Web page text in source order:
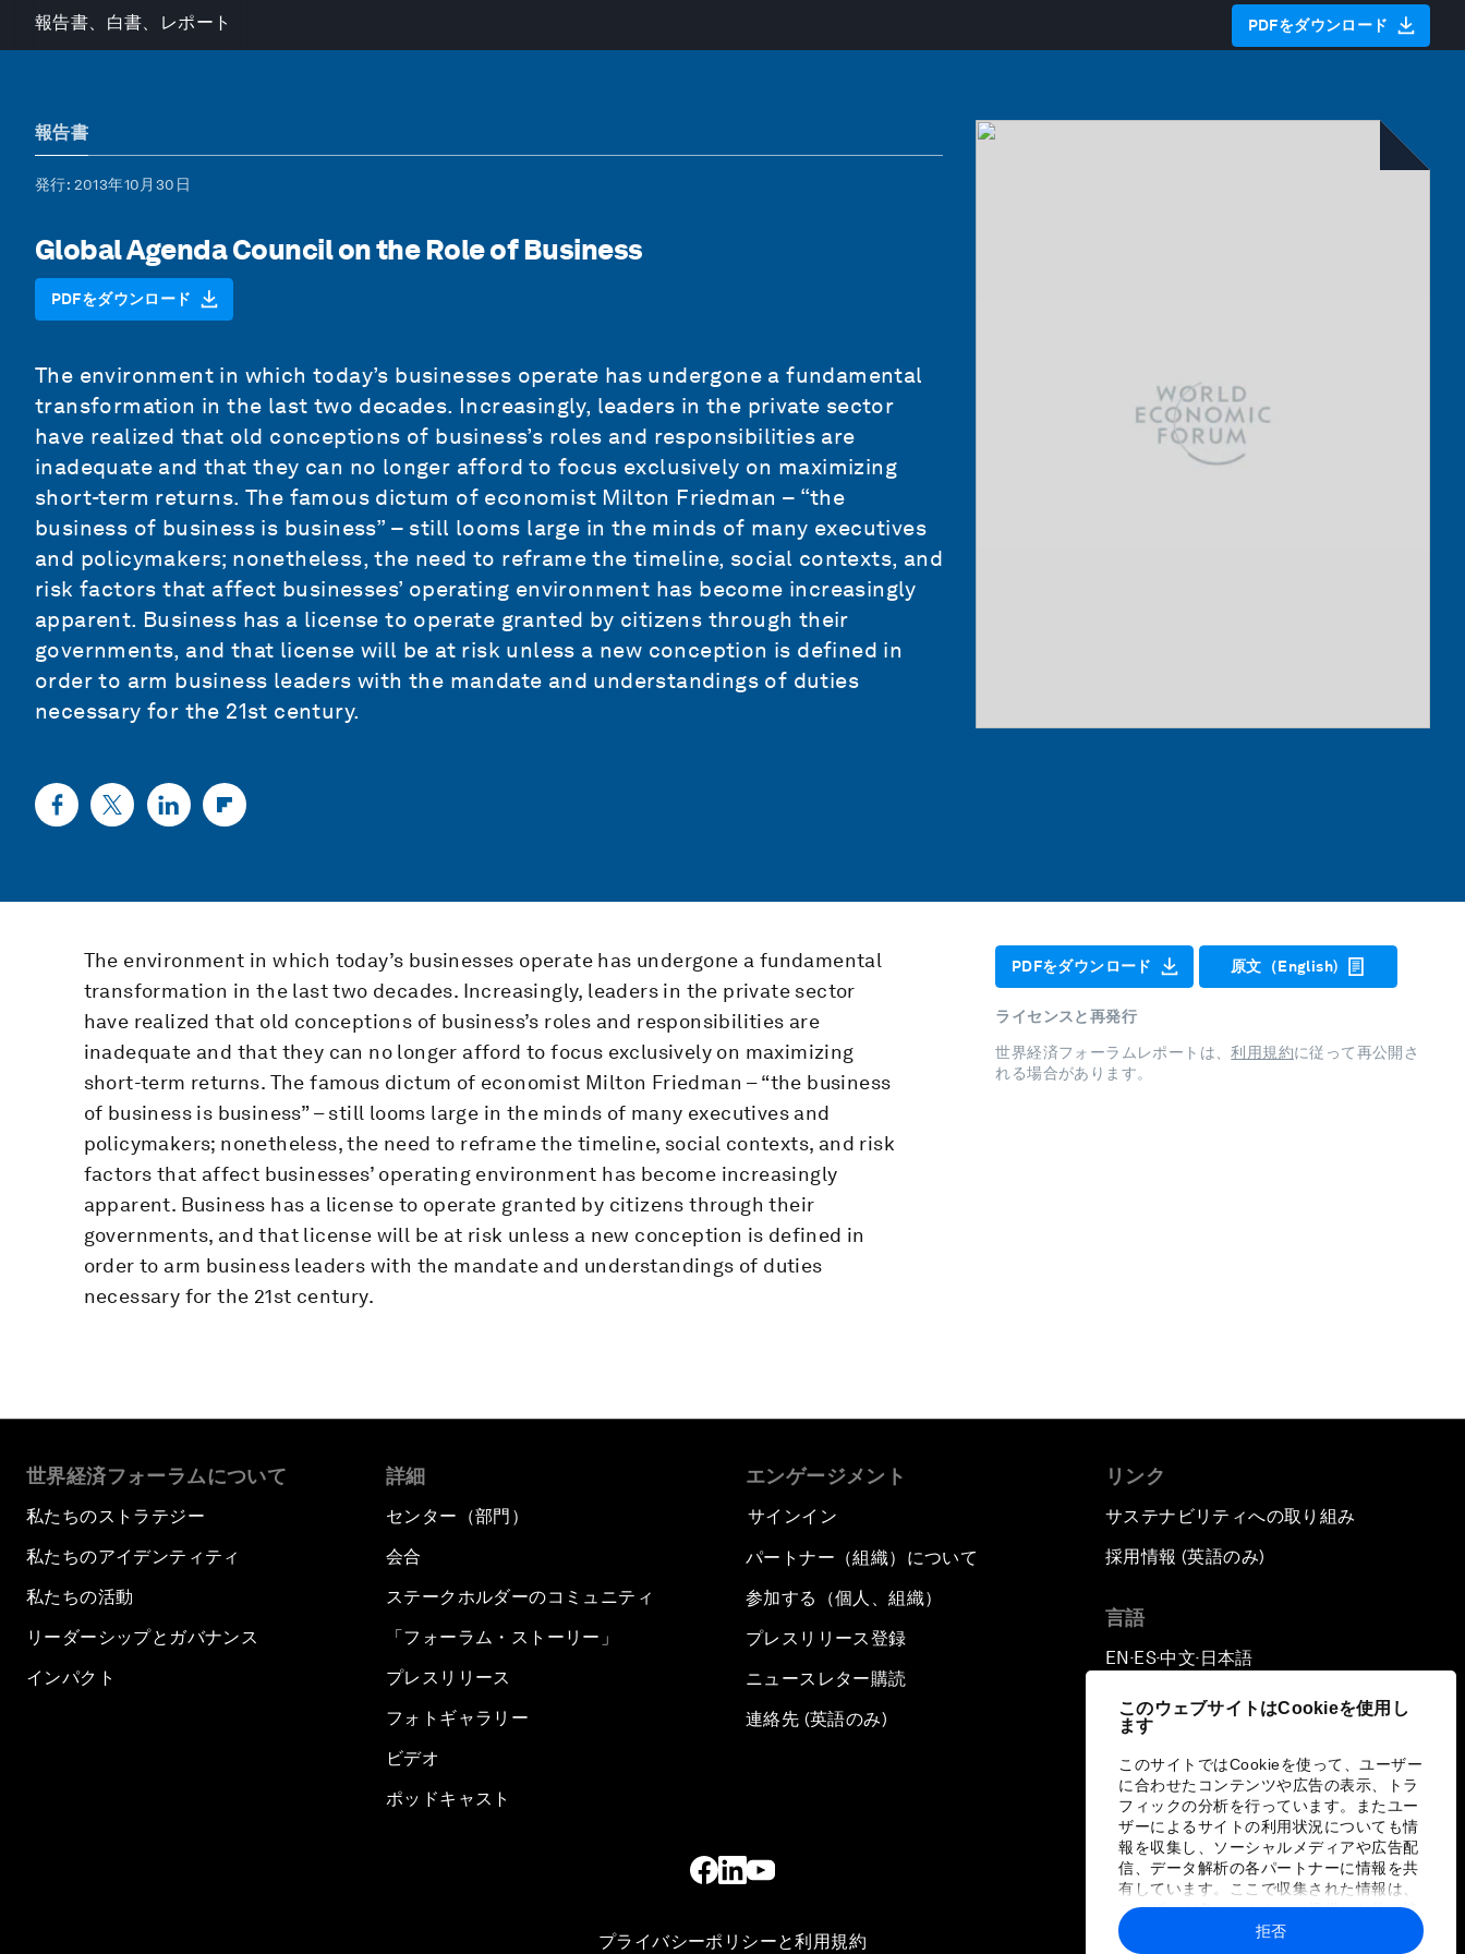
このウェブサイトはCookieを使用し
ます
このサイトではCookieを使って、ユーザー
に合わせたコンテンツや広告の表示、トラ
フィックの分析を行っています。またユー
ザーによるサイトの利用状況についても情
報を収集し、ソーシャルメディアや広告配
信、データ解析の各パートナーに情報を共
有しています。ここで収集された情報は、
ユーザーが各パートナーに提供した他の情
報や各パートナーのサービスを使用した際
拒否
報告書、白書、レポート PDFをダウンロード
報告書
発行: 2013年10月30日
Global Agenda Council on the Role of Business
PDFをダウンロード
The environment in which today’s businesses operate has undergone a fundamental
transformation in the last two decades. Increasingly, leaders in the private sector
have realized that old conceptions of business’s roles and responsibilities are
inadequate and that they can no longer afford to focus exclusively on maximizing
short-term returns. The famous dictum of economist Milton Friedman – “the
business of business is business” – still looms large in the minds of many executives
and policymakers; nonetheless, the need to reframe the timeline, social contexts, and
risk factors that affect businesses’ operating environment has become increasingly
apparent. Business has a license to operate granted by citizens through their
governments, and that license will be at risk unless a new conception is defined in
order to arm business leaders with the mandate and understandings of duties
necessary for the 21st century.
The environment in which today’s businesses operate has undergone a fundamental
transformation in the last two decades. Increasingly, leaders in the private sector
have realized that old conceptions of business’s roles and responsibilities are
inadequate and that they can no longer afford to focus exclusively on maximizing
short-term returns. The famous dictum of economist Milton Friedman – “the business
of business is business” – still looms large in the minds of many executives and
policymakers; nonetheless, the need to reframe the timeline, social contexts, and risk
factors that affect businesses’ operating environment has become increasingly
apparent. Business has a license to operate granted by citizens through their
governments, and that license will be at risk unless a new conception is defined in
order to arm business leaders with the mandate and understandings of duties
necessary for the 21st century.
PDFをダウンロード 原文（English)
ライセンスと再発行
世界経済フォーラムレポートは、利用規約に従って再公開さ
れる場合があります。
世界経済フォーラムについて
私たちのストラテジー
私たちのアイデンティティ
私たちの活動
リーダーシップとガバナンス
インパクト
詳細
センター（部門）
会合
ステークホルダーのコミュニティ
「フォーラム・ストーリー」
プレスリリース
フォトギャラリー
ビデオ
ポッドキャスト
エンゲージメント
サインイン
パートナー（組織）について
参加する（個人、組織）
プレスリリース登録
ニュースレター購読
連絡先 (英語のみ)
リンク
サステナビリティへの取り組み
採用情報 (英語のみ)
言語
EN ▪ES▪中文▪ 日本語
プライバシーポリシーと利用規約